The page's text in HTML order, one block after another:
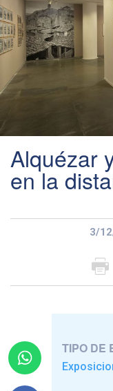
Alquézar
en la
3/
TIPO DE